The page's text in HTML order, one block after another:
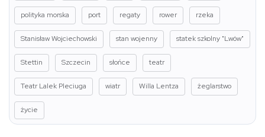
polityka morska port regaty rower rzeka
Stanisław Wojciechowski stan wojenny statek szkolny "Lwów"
Stettin Szczecin słońce teatr
Teatr Lalek Pleciuga wiatr Willa Lentza żeglarstwo
życie